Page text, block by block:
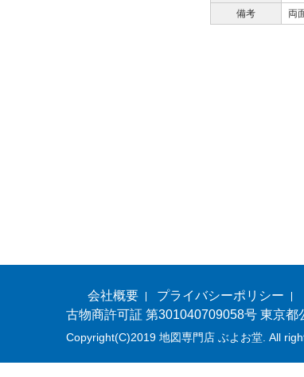
備考
両
会社概要 プライバシーポリシー
古物商許可証 第301040709058号 東京都
Copyright(C)2019 地図専門店 ぶよお堂. All